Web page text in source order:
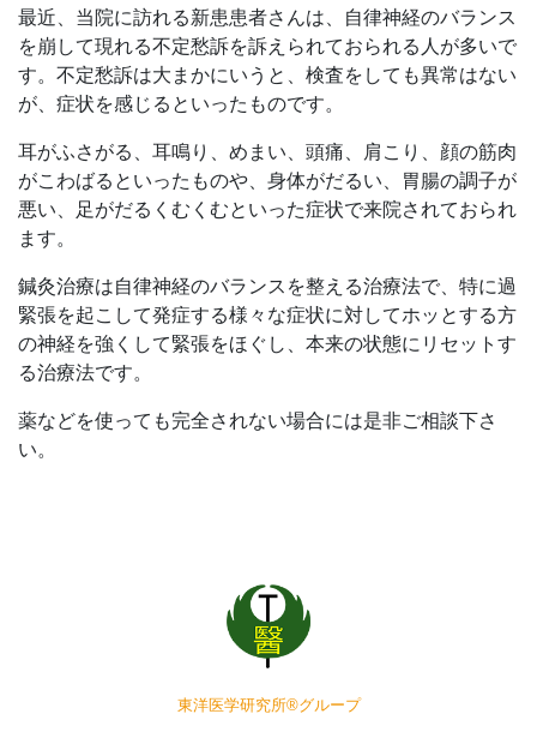
最近、当院に訪れる新患患者さんは、自律神経のバランス
を崩して現れる不定愁訴を訴えられておられる人が多いで
す。不定愁訴は大まかにいうと、検査をしても異常はない
が、症状を感じるといったものです。
耳がふさがる、耳鳴り、めまい、頭痛、肩こり、顔の筋肉
がこわばるといったものや、身体がだるい、胃腸の調子が
悪い、足がだるくむくむといった症状で来院されておられ
ます。
鍼灸治療は自律神経のバランスを整える治療法で、特に過
緊張を起こして発症する様々な症状に対してホッとする方
の神経を強くして緊張をほぐし、本来の状態にリセットす
る治療法です。
薬などを使っても完全されない場合には是非ご相談下さ
い。
東洋医学研究所®グループ